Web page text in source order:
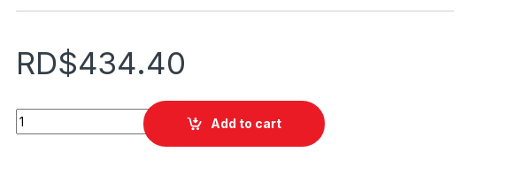
RD$434.40
ALEVE GEL TOPICO quantity
Add to cart